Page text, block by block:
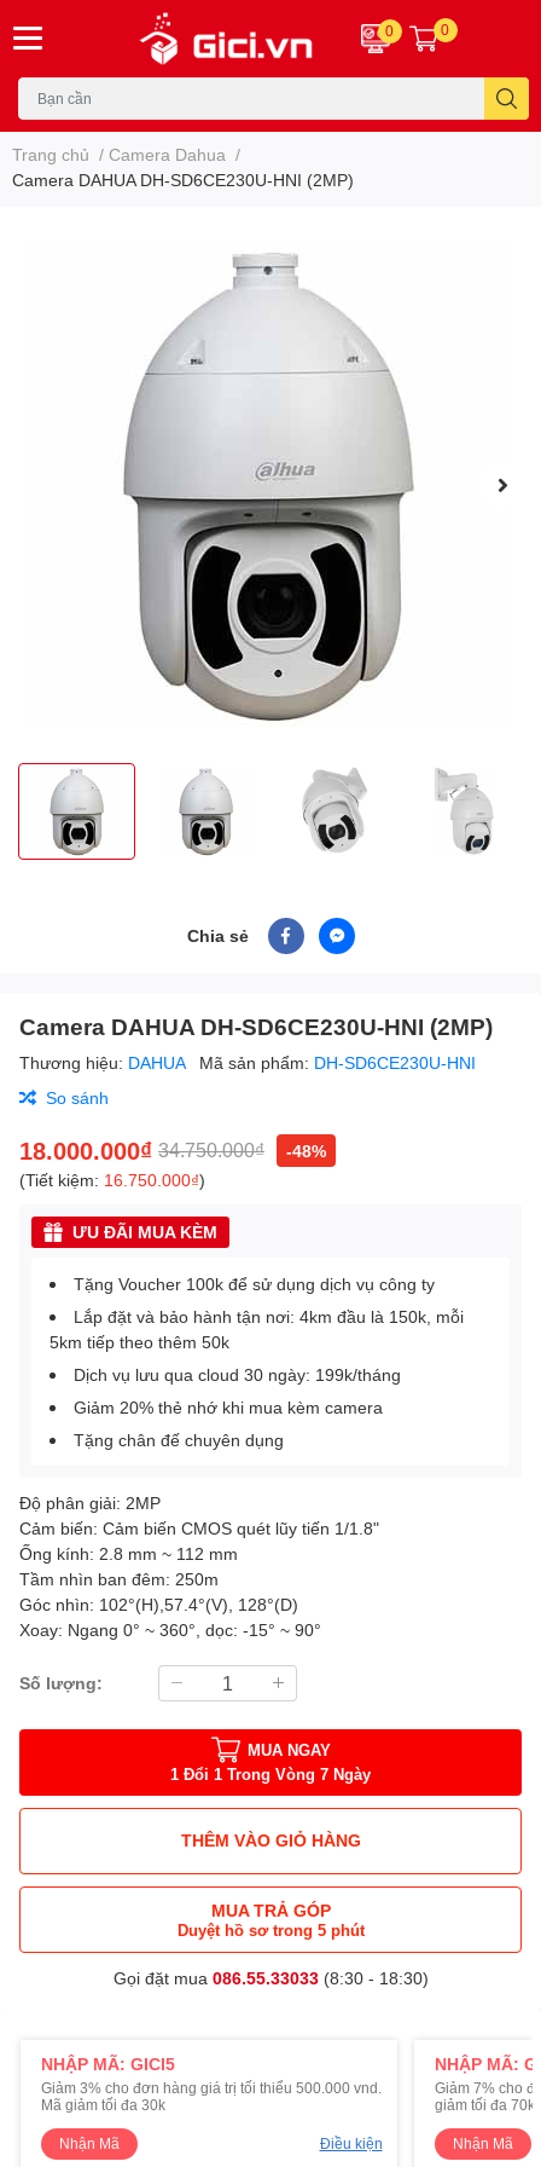
0 0
Trang chủ / Camera Dahua /
Camera DAHUA DH-SD6CE230U-HNI (2MP)
Chia sẻ
Camera DAHUA DH-SD6CE230U-HNI (2MP)
Thương hiệu: DAHUA Mã sản phẩm: DH-SD6CE230U-HNI
So sánh
18.000.000₫ 34.750.000₫
-48%
(Tiết kiệm: 16.750.000₫)
ƯU ĐÃI MUA KÈM
Tặng Voucher 100k để sử dụng dịch vụ công ty
Lắp đặt và bảo hành tận nơi: 4km đầu là 150k, mỗi
5km tiếp theo thêm 50k
Dịch vụ lưu qua cloud 30 ngày: 199k/tháng
Giảm 20% thẻ nhớ khi mua kèm camera
Tặng chân đế chuyên dụng
Độ phân giải: 2MP
Cảm biến: Cảm biến CMOS quét lũy tiến 1/1.8"
Ống kính: 2.8 mm ~ 112 mm
Tầm nhìn ban đêm: 250m
Góc nhìn: 102°(H),57.4°(V), 128°(D)
Xoay: Ngang 0° ~ 360°, dọc: -15° ~ 90°
Số lượng:
MUA NGAY
1 Đổi 1 Trong Vòng 7 Ngày
THÊM VÀO GIỎ HÀNG
MUA TRẢ GÓP
Duyệt hồ sơ trong 5 phút
Gọi đặt mua 086.55.33033(8:30 - 18:30)
NHẬP MÃ: GICI5
Giảm 3% cho đơn hàng giá trị tối thiểu 500.000 vnd.
Mã giảm tối đa 30k
Nhận Mã Điều kiện
NHẬP MÃ:
Giảm 7% cho
giảm tối đa 70k
Nhận Mã